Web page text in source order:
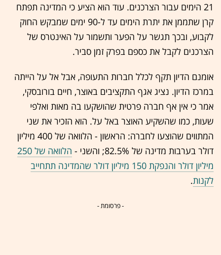
21 הימים עבור הצרכנים. עוד הוא הציע כי המדינה תפתח
קרן שתממן את יתרת הימים עד ל-90 ימים שמבקש החוק
לקבוע, ובכך תגשר על הפער ותשמור על האינטרס של
הצרכנים לקבל את כספם בפרק זמן סביר.
אומנם הדיון תקף לכלל חברות התעופה, אבל אל על הייתה
במרכז הדיון. נציג אגף התקציבים באוצר, חיים בורובסקי,
אמר כי אין אף חברה פרטית שהושקעו בה מאות ואלפי
שעות, כמו שהשקיע האוצר באל על. הוא הזכיר את שני
המתווים שהוצעו לחברה: הראשון - הלוואה של 400 מיליון
דולר בערבות מדינה של 82.5%; והשני -
הלוואה של 250
מיליון דולר והנפקת 150 מיליון דולר שהמדינה תתחייב
לקנות.
- פרסומת -